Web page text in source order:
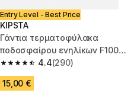
Entry Level - Best Price
KIPSTA
Γάντια τερματοφύλακα
ποδοσφαίρου ενηλίκων F100
Superresist - Μαύρο/Γκρι
4.4
4.4 out of 5 stars from 290
(290)
15,00 €